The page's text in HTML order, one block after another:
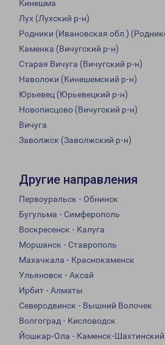
Кинешма
Лух (Лухский р-н)
Родники (Ивановская обл.)
Каменка (Вичугский р-н)
Старая Вичуга (Вичугский р-н)
Наволоки (Кинешемский р-н)
Юрьевец (Юрьевецкий р-н)
Новописцово (Вичугский р-н)
Вичуга
Заволжск (Заволжский р-н)
Другие направления
Первоуральск - Обнинск
Бугульма - Симферополь
Воскресенск - Калуга
Моршанск - Ставрополь
Махачкала - Краснокаменск
Ульяновск - Аксай
Ирбит - Алматы
Северодвинск - Вышний Волочек
Волгоград - Кисловодск
Йошкар-Ола - Каменск-Шахтинский